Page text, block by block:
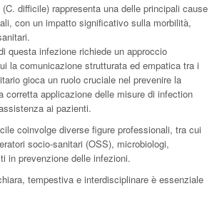
difficile) rappresenta una delle principali cause
con un impatto significativo sulla morbilità,
questa infezione richiede un approccio
la comunicazione strutturata ed empatica tra i
gioca un ruolo cruciale nel prevenire la
corretta applicazione delle misure di infection
ai pazienti.
coinvolge diverse figure professionali, tra cui
socio-sanitari (OSS), microbiologi,
in prevenzione delle infezioni.
tempestiva e interdisciplinare è essenziale